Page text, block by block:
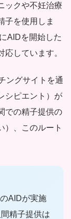
ックや不妊治療
子を使用しま
AIDを開始した
しています。
ングサイトを通
シピエント）が
での精子提供の
）、このルート
AIDが実施
精子提供は